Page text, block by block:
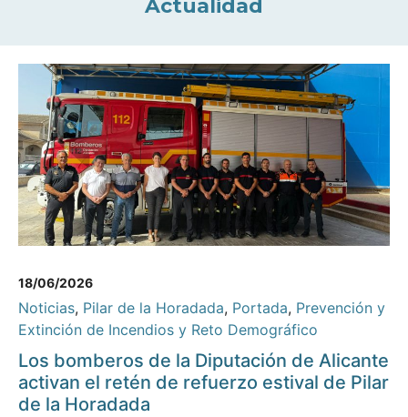
Actualidad
18/06/2026
Noticias, Pilar de la Horadada, Portada, Prevención y
Extinción de Incendios y Reto Demográfico
Los bomberos de la Diputación de Alicante
activan el retén de refuerzo estival de Pilar
de la Horadada